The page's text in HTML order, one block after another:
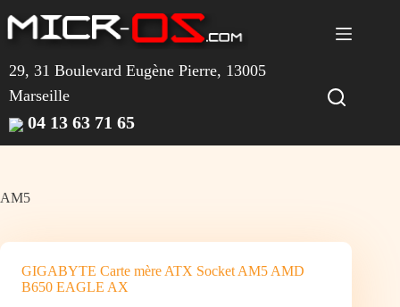
au
contenu
29, 31 Boulevard Eugène Pierre, 13005
Marseille
04 13 63 71 65
AM5
GIGABYTE Carte mère ATX Socket AM5 AMD
B650 EAGLE AX